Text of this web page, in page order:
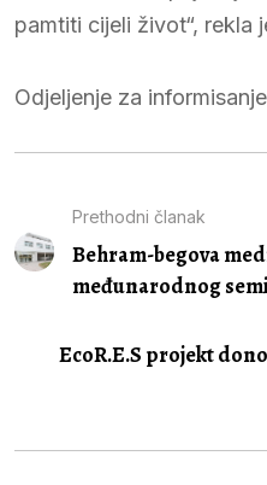
pamtiti cijeli život“, rekla
Odjeljenje za
Prethodni članak
Behram-begova
međunarodnog
EcoR.E.S projekt